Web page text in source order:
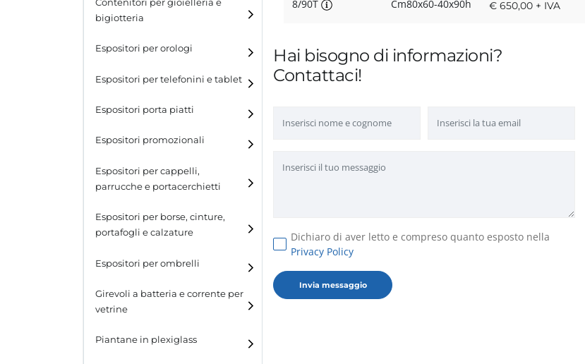
Contenitori per gioielleria e
bigiotteria
Espositori per orologi
Espositori per telefonini e tablet
Espositori porta piatti
Espositori promozionali
Espositori per cappelli,
parrucche e portacerchietti
Espositori per cappelli e
parrucche
Espositori per borse, cinture,
portafogli e calzature
Espositori per borse
Espositori per cinture
Espositori per portafogli
Espositori per calzature
Espositori per ombrelli
Girevoli a batteria e corrente per
vetrine
Piantane in plexiglass
8/90T Cm80x60-40x90h € 650,00 + IVA
Hai bisogno di informazioni?
Contattaci!
Dichiaro di aver letto e compreso quanto esposto nella
Privacy Policy